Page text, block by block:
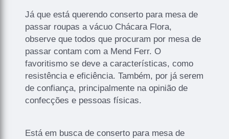
Já que está querendo conserto para mesa de
passar roupas a vácuo Chácara Flora,
observe que todos que procuram por mesa de
passar contam com a Mend Ferr. O
favoritismo se deve a características, como
resistência e eficiência. Também, por já serem
de confiança, principalmente na opinião de
confecções e pessoas físicas.
Está em busca de conserto para mesa de